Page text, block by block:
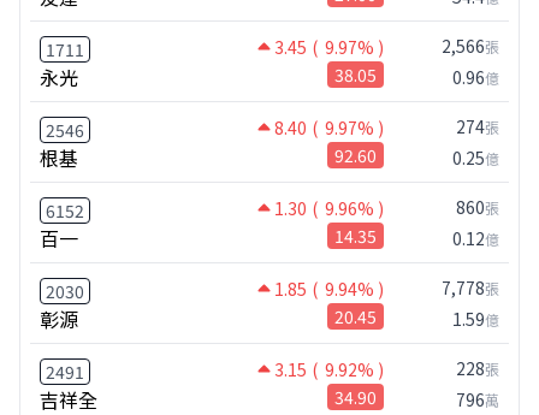
1711 3.45 ( 9.97% )
永光 38.05
2,566張
0.96億
2546 8.40 ( 9.97% )
根基 92.60
274張
0.25億
6152 1.30 ( 9.96% )
百一 14.35
860張
0.12億
2030 1.85 ( 9.94% )
彰源 20.45
7,778張
1.59億
2491 3.15 ( 9.92% )
吉祥全 34.90
228張
796萬